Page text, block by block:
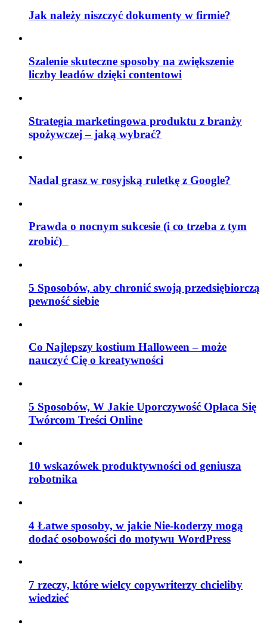
Jak należy niszczyć dokumenty w firmie?
Szalenie skuteczne sposoby na zwiększenie
liczby leadów dzięki contentowi
Strategia marketingowa produktu z branży
spożywczej – jaką wybrać?
Nadal grasz w rosyjską ruletkę z Google?
Prawda o nocnym sukcesie (i co trzeba z tym
zrobić)
5 Sposobów, aby chronić swoją przedsiębiorczą
pewność siebie
Co Najlepszy kostium Halloween – może
nauczyć Cię o kreatywności
5 Sposobów, W Jakie Uporczywość Opłaca Się
Twórcom Treści Online
10 wskazówek produktywności od geniusza
robotnika
4 Łatwe sposoby, w jakie Nie-koderzy mogą
dodać osobowości do motywu WordPress
7 rzeczy, które wielcy copywriterzy chcieliby
wiedzieć